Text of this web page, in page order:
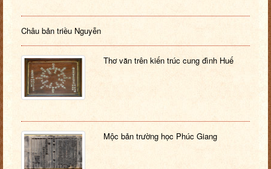
Châu bản triều Nguyễn
Thơ văn trên kiến trúc cung đình Huế
Mộc bản trường học Phúc Giang